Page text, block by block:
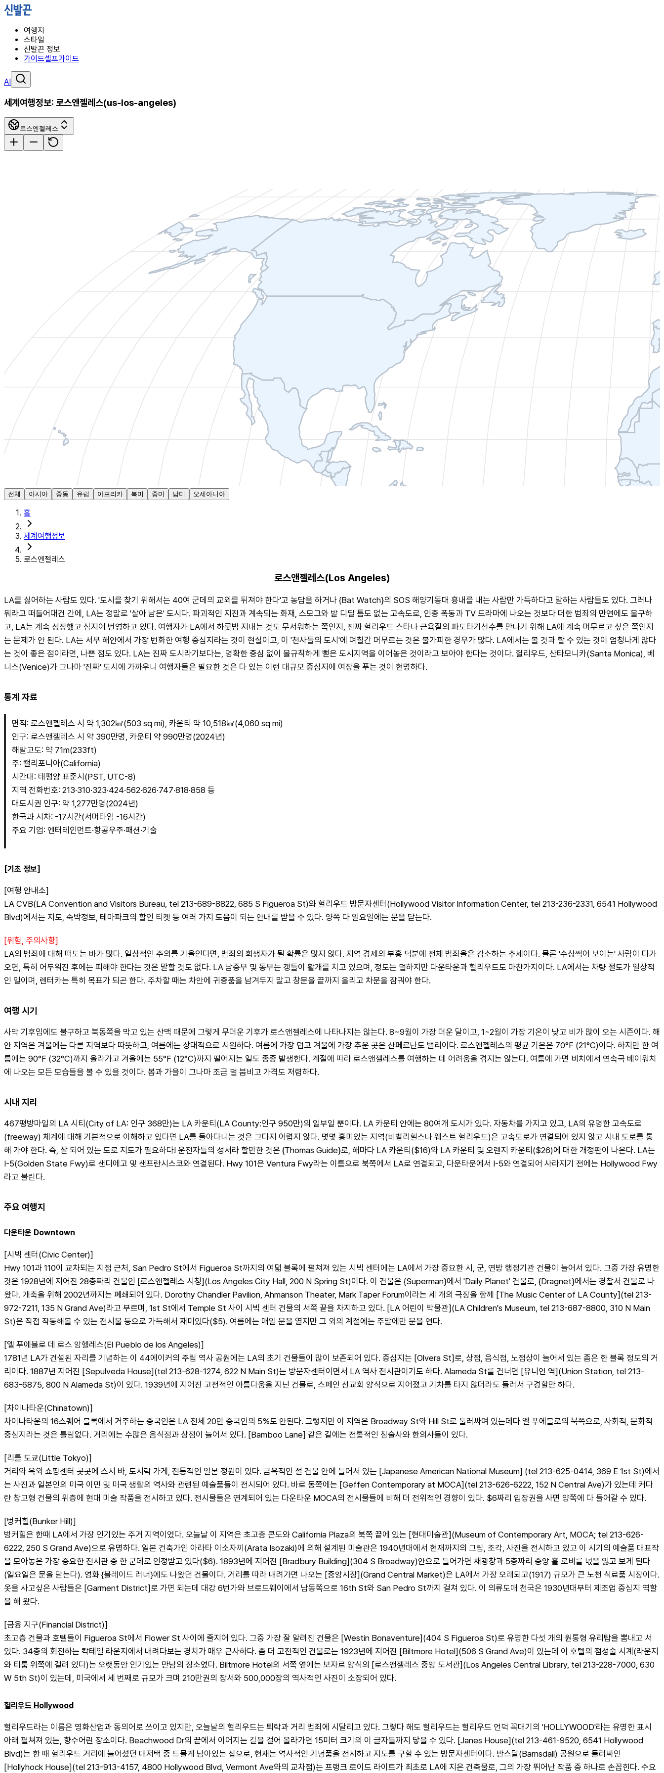
여행지
스타일
신발끈 정보
가이드셀프가이드
AI
세계여행정보: 로스엔젤레스(us-los-angeles)
로스엔젤레스
전체 아시아 중동 유럽 아프리카 북미 중미 남미 오세아니아
홈
세계여행정보
로스엔젤레스
로스앤젤레스(Los Angeles)
LA를 싫어하는 사람도 있다. '도시를 찾기 위해서는 40여 군데의 교외를 뒤져야 한다'고 농담을 하거나 {Bat Watch}의 SOS 해양기동대 흉내를 내는 사람만 가득하다고 말하는 사람들도 있다. 그러나
뭐라고 떠들어대건 간에, LA는 정말로 '살아 남은' 도시다. 파괴적인 지진과 계속되는 화재, 스모그와 발 디딜 틈도 없는 고속도로, 인종 폭동과 TV 드라마에 나오는 것보다 더한 범죄의 만연에도 불구하
고, LA는 계속 성장했고 심지어 번영하고 있다. 여행자가 LA에서 하룻밤 지내는 것도 무서워하는 쪽인지, 진짜 헐리우드 스타나 근육질의 파도타기선수를 만나기 위해 LA에 계속 머무르고 싶은 쪽인지
는 문제가 안 된다. LA는 서부 해안에서 가장 번화한 여행 중심지라는 것이 현실이고, 이 '천사들의 도시'에 며칠간 머무르는 것은 불가피한 경우가 많다. LA에서는 볼 것과 할 수 있는 것이 엄청나게 많다
는 것이 좋은 점이라면, 나쁜 점도 있다. LA는 진짜 도시라기보다는, 명확한 중심 없이 불규칙하게 뻗은 도시지역을 이어놓은 것이라고 보아야 한다는 것이다. 헐리우드, 산타모니카(Santa Monica), 베
니스(Venice)가 그나마 '진짜' 도시에 가까우니 여행자들은 필요한 것은 다 있는 이런 대규모 중심지에 여장을 푸는 것이 현명하다.
통계 자료
면적: 로스앤젤레스 시 약 1,302㎢(503 sq mi), 카운티 약 10,518㎢(4,060 sq mi)
인구: 로스앤젤레스 시 약 390만명, 카운티 약 990만명(2024년)
해발고도: 약 71m(233ft)
주: 캘리포니아(California)
시간대: 태평양 표준시(PST, UTC-8)
지역 전화번호: 213·310·323·424·562·626·747·818·858 등
대도시권 인구: 약 1,277만명(2024년)
한국과 시차: -17시간(서머타임 -16시간)
주요 기업: 엔터테인먼트·항공우주·패션·기술
[기초 정보]
[여행 안내소]
LA CVB(LA Convention and Visitors Bureau, tel 213-689-8822, 685 S Figueroa St)와 헐리우드 방문자센터(Hollywood Visitor Information Center, tel 213-236-2331, 6541 Hollywood
Blvd)에서는 지도, 숙박정보, 테마파크의 할인 티켓 등 여러 가지 도움이 되는 안내를 받을 수 있다. 양쪽 다 일요일에는 문을 닫는다.
[위험, 주의사항]
LA의 범죄에 대해 떠도는 바가 많다. 일상적인 주의를 기울인다면, 범죄의 희생자가 될 확률은 많지 않다. 지역 경제의 부흥 덕분에 전체 범죄율은 감소하는 추세이다. 물론 '수상쩍어 보이는' 사람이 다가
오면, 특히 어두워진 후에는 피해야 한다는 것은 말할 것도 없다. LA 남중부 및 동부는 갱들이 활개를 치고 있으며, 정도는 덜하지만 다운타운과 헐리우드도 마찬가지이다. LA에서는 차량 절도가 일상적
인 일이며, 렌터카는 특히 목표가 되곤 한다. 주차할 때는 차안에 귀중품을 남겨두지 말고 창문을 끝까지 올리고 차문을 잠궈야 한다.
여행 시기
사막 기후임에도 불구하고 북동쪽을 막고 있는 산맥 때문에 그렇게 무더운 기후가 로스앤젤레스에 나타나지는 않는다. 8~9월이 가장 더운 달이고, 1~2월이 가장 기온이 낮고 비가 많이 오는 시즌이다. 해
안 지역은 겨울에는 다른 지역보다 따뜻하고, 여름에는 상대적으로 시원하다. 여름에 가장 덥고 겨울에 가장 추운 곳은 산페르난도 밸리이다. 로스앤젤레스의 평균 기온은 70°F (21°C)이다. 하지만 한 여
름에는 90°F (32°C)까지 올라가고 겨울에는 55°F (12°C)까지 떨어지는 일도 종종 발생한다. 계절에 따라 로스앤젤레스를 여행하는 데 어려움을 겪지는 않는다. 여름에 가면 비치에서 연속극 베이워치
에 나오는 모든 모습들을 볼 수 있을 것이다. 봄과 가을이 그나마 조금 덜 붐비고 가격도 저렴하다.
시내 지리
467평방마일의 LA 시티(City of LA: 인구 368만)는 LA 카운티(LA County:인구 950만)의 일부일 뿐이다. LA 카운티 안에는 80여개 도시가 있다. 자동차를 가지고 있고, LA의 유명한 고속도로
(freeway) 체계에 대해 기본적으로 이해하고 있다면 LA를 돌아다니는 것은 그다지 어렵지 않다. 몇몇 흥미있는 지역(비벌리힐스나 웨스트 헐리우드)은 고속도로가 연결되어 있지 않고 시내 도로를 통
해 가야 한다. 즉, 잘 되어 있는 도로 지도가 필요하다! 운전자들의 성서라 할만한 것은 {Thomas Guide}로, 해마다 LA 카운티($16)와 LA 카운티 및 오렌지 카운티($26)에 대한 개정판이 나온다. LA는
I-5(Golden State Fwy)로 샌디에고 및 샌프란시스코와 연결된다. Hwy 101은 Ventura Fwy라는 이름으로 북쪽에서 LA로 연결되고, 다운타운에서 I-5와 연결되어 사라지기 전에는 Hollywood Fwy
라고 불린다.
주요 여행지
다운타운 Downtown
[시빅 센터(Civic Center)]
Hwy 101과 110이 교차되는 지점 근처, San Pedro St에서 Figueroa St까지의 여덟 블록에 펼쳐져 있는 시빅 센터에는 LA에서 가장 중요한 시, 군, 연방 행정기관 건물이 늘어서 있다. 그중 가장 유명한
것은 1928년에 지어진 28층짜리 건물인 [로스앤젤레스 시청](Los Angeles City Hall, 200 N Spring St)이다. 이 건물은 {Superman}에서 'Daily Planet' 건물로, {Dragnet}에서는 경찰서 건물로 나
왔다. 개축을 위해 2002년까지는 폐쇄되어 있다. Dorothy Chandler Pavilion, Ahmanson Theater, Mark Taper Forum이라는 세 개의 극장을 함께 [The Music Center of LA County](tel 213-
972-7211, 135 N Grand Ave)라고 부르며, 1st St에서 Temple St 사이 시빅 센터 건물의 서쪽 끝을 차지하고 있다. [LA 어린이 박물관](LA Children's Museum, tel 213-687-8800, 310 N Main
St)은 직접 작동해볼 수 있는 전시물 등으로 가득해서 재미있다($5). 여름에는 매일 문을 열지만 그 외의 계절에는 주말에만 문을 연다.
[엘 푸에블로 데 로스 앙헬레스(El Pueblo de los Angeles)]
1781년 LA가 건설된 자리를 기념하는 이 44에이커의 주립 역사 공원에는 LA의 초기 건물들이 많이 보존되어 있다. 중심지는 [Olvera St]로, 상점, 음식점, 노점상이 늘어서 있는 좁은 한 블록 정도의 거
리이다. 1887년 지어진 [Sepulveda House](tel 213-628-1274, 622 N Main St)는 방문자센터이면서 LA 역사 전시관이기도 하다. Alameda St를 건너면 [유니언 역](Union Station, tel 213-
683-6875, 800 N Alameda St)이 있다. 1939년에 지어진 고전적인 아름다움을 지닌 건물로, 스페인 선교회 양식으로 지어졌고 기차를 타지 않더라도 들러서 구경할만 하다.
[차이나타운(Chinatown)]
차이나타운의 16스퀘어 블록에서 거주하는 중국인은 LA 전체 20만 중국인의 5%도 안된다. 그렇지만 이 지역은 Broadway St와 Hill St로 둘러싸여 있는데다 엘 푸에블로의 북쪽으로, 사회적, 문화적
중심지라는 것은 틀림없다. 거리에는 수많은 음식점과 상점이 늘어서 있다. [Bamboo Lane] 같은 길에는 전통적인 침술사와 한의사들이 있다.
[리틀 도쿄(Little Tokyo)]
거리와 옥외 쇼핑센터 곳곳에 스시 바, 도시락 가게, 전통적인 일본 정원이 있다. 금욕적인 절 건물 안에 들어서 있는 [Japanese American National Museum] (tel 213-625-0414, 369 E 1st St)에서
는 사진과 일본인의 미국 이민 및 미국 생활의 역사와 관련된 예술품들이 전시되어 있다. 바로 동쪽에는 [Geffen Contemporary at MOCA](tel 213-626-6222, 152 N Central Ave)가 있는데 커다
란 창고형 건물의 위층에 현대 미술 작품을 전시하고 있다. 전시물들은 연계되어 있는 다운타운 MOCA의 전시물들에 비해 더 전위적인 경향이 있다. $6짜리 입장권을 사면 양쪽에 다 들어갈 수 있다.
[벙커힐(Bunker Hill)]
벙커힐은 한때 LA에서 가장 인기있는 주거 지역이었다. 오늘날 이 지역은 초고층 콘도와 California Plaza의 북쪽 끝에 있는 [현대미술관](Museum of Contemporary Art, MOCA; tel 213-626-
6222, 250 S Grand Ave)으로 유명하다. 일본 건축가인 아라타 이소자끼(Arata Isozaki)에 의해 설계된 미술관은 1940년대에서 현재까지의 그림, 조각, 사진을 전시하고 있고 이 시기의 예술품 대표작
을 모아놓은 가장 중요한 전시관 중 한 군데로 인정받고 있다($6). 1893년에 지어진 [Bradbury Building](304 S Broadway)안으로 들어가면 채광창과 5층짜리 중앙 홀 로비를 넋을 잃고 보게 된다
(일요일은 문을 닫는다). 영화 {블레이드 러너}에도 나왔던 건물이다. 거리를 따라 내려가면 나오는 [중앙시장](Grand Central Market)은 LA에서 가장 오래되고(1917) 규모가 큰 노천 식료품 시장이다.
옷을 사고싶은 사람들은 [Garment District]로 가면 되는데 대강 6번가와 브로드웨이에서 남동쪽으로 16th St와 San Pedro St까지 걸쳐 있다. 이 의류도매 천국은 1930년대부터 제조업 중심지 역할
을 해 왔다.
[금융 지구(Financial District)]
초고층 건물과 호텔들이 Figueroa St에서 Flower St 사이에 줄지어 있다. 그중 가장 잘 알려진 건물은 [Westin Bonaventure](404 S Figueroa St)로 유명한 다섯 개의 원통형 유리탑을 뽐내고 서
있다. 34층의 회전하는 칵테일 라운지에서 내려다보는 경치가 매우 근사하다. 좀 더 고전적인 건물로는 1923년에 지어진 [Biltmore Hotel](506 S Grand Ave)이 있는데 이 호텔의 점성술 시계(라운지
와 티룸 위쪽에 걸려 있다)는 오랫동안 인기있는 만남의 장소였다. Biltmore Hotel의 서쪽 옆에는 보자르 양식의 [로스앤젤레스 중앙 도서관](Los Angeles Central Library, tel 213-228-7000, 630
W 5th St)이 있는데, 미국에서 세 번째로 규모가 크며 210만권의 장서와 500,000장의 역사적인 사진이 소장되어 있다.
헐리우드 Hollywood
헐리우드라는 이름은 영화산업과 동의어로 쓰이고 있지만, 오늘날의 헐리우드는 퇴락과 거리 범죄에 시달리고 있다. 그렇다 해도 헐리우드는 헐리우드 언덕 꼭대기의 'HOLLYWOOD'라는 유명한 표시
아래 펼쳐져 있는, 향수어린 장소이다. Beachwood Dr의 끝에서 이어지는 길을 걸어 올라가면 15미터 크기의 이 글자들까지 닿을 수 있다. [Janes House](tel 213-461-9520, 6541 Hollywood
Blvd)는 한 때 헐리우드 거리에 늘어섰던 대저택 중 드물게 남아있는 집으로, 현재는 역사적인 기념품을 전시하고 지도를 구할 수 있는 방문자센터이다. 반스달(Barnsdall) 공원으로 둘러싸인
[Hollyhock House](tel 213-913-4157, 4800 Hollywood Blvd, Vermont Ave와의 교차점)는 프랭크 로이드 라이트가 최초로 LA에 지은 건축물로, 그의 가장 뛰어난 작품 중 하나로 손꼽힌다. 수요